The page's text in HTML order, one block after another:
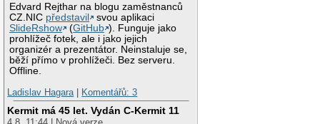
Edvard Rejthar na blogu zaměstnanců
CZ.NIC představil
svou aplikaci
SlideRshow
(GitHub ). Funguje jako
prohlížeč fotek, ale i jako jejich
organizér a prezentátor. Neinstaluje se,
běží přímo v prohlížeči. Bez serveru.
Offline.
Ladislav Hagara | Komentářů: 3
Kermit má 45 let. Vydán C-Kermit 11